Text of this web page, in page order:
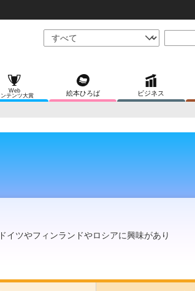
Web
ンテンツ大賞
絵本ひろば ビジネス
イツやフィンランドやロシアに興味があり